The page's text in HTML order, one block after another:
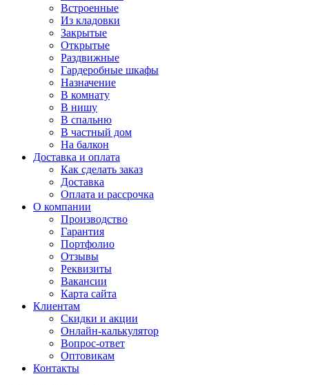
Встроенные
Из кладовки
Закрытые
Открытые
Раздвижные
Гардеробные шкафы
Назначение
В комнату
В нишу
В спальню
В частный дом
На балкон
Доставка и оплата
Как сделать заказ
Доставка
Оплата и рассрочка
О компании
Производство
Гарантия
Портфолио
Отзывы
Реквизиты
Вакансии
Карта сайта
Клиентам
Скидки и акции
Онлайн-калькулятор
Вопрос-ответ
Оптовикам
Контакты